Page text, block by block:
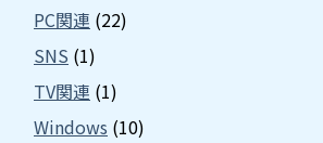
PC関連 (22)
SNS (1)
TV関連 (1)
Windows (10)